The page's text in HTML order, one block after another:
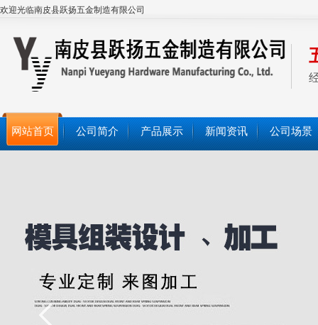
欢迎光临南皮县跃扬五金制造有限公司
网站首页 公司简介 产品展示 新闻资讯 公司场景